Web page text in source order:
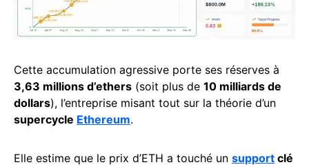
Cette accumulation agressive porte ses réserves à
3,63 millions d’ethers (soit plus de 10 milliards de
dollars), l’entreprise misant tout sur la théorie d’un
supercycle Ethereum.
Elle estime que le prix d’ETH a touché un support clé